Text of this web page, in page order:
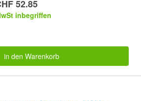
52.85
inbegriffen
in den Warenkorb